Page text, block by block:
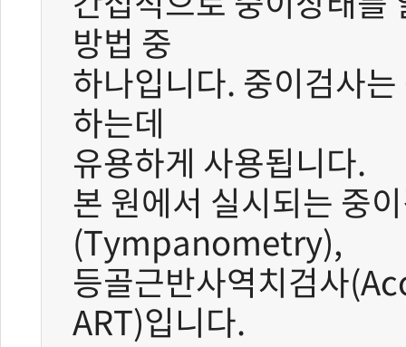
방법 중
하나입니다. 중이검사
하는데
유용하게 사용됩니다.
본 원에서 실시되는 중
(Tympanometry),
등골근반사역치검사
ART)입니다.